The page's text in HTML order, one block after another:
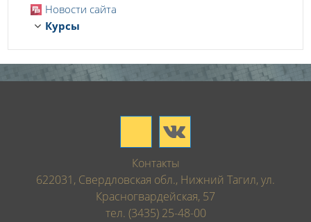
Новости сайта
Курсы
Контакты
622031, Свердловская обл., Нижний Тагил, ул.
Красногвардейская, 57
тел. (3435) 25-48-00